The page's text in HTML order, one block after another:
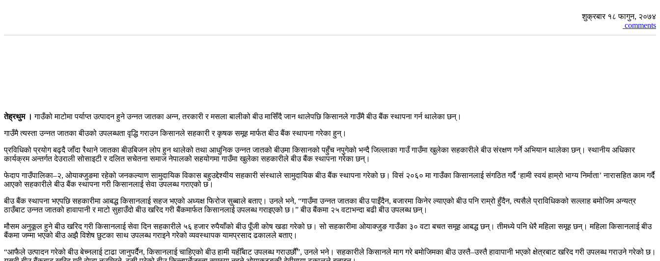
शुक्रबार १८ फागुन, २०७४
comments
तेह्रथुम । गाउँको माटोमा पर्याप्त उत्पादन हुने उन्नत जातका अन्न, तरकारी र मसला बालीको बीउ मासिँदै जान थालेपछि किसानले गाउँमै बीउ बैंक स्थापना गर्न थालेका छन्।
गाउँमै त्यस्ता उन्नत जातका बीउको उपलब्धता वृद्धि गराउन किसानले सहकारी र कृषक समूह मार्फत बीउ बैंक स्थापना गरेका हुन्।
प्रविधिको प्रयोग बढ्दै जाँदा रैथाने जातका बीउबिजन लोप हुन थालेको तथा आधुनिक उन्नत जातको बीउमा किसानको पहुँच नपुगेको भन्दै जिल्लाका गाउँ गाउँमा खुलेका सहकारीले बीउ संरक्षण गर्ने अभियान थालेका छन्। स्थानीय अधिकार
कार्यक्रम अन्तर्गत देउराली सोसाइटी र दलित सचेतना समाज नेपालको सहयोगमा गाउँमा खुलेका सहकारीले बीउ बैंक स्थापना गरेका छन्।
फेदाप गाउँपालिका–२, ओयाक्जुङमा रहेको जनकल्याण सामुदायिक विकास बहुउद्देश्यीय सहकारी संस्थाले सामुदायिक बीउ बैंक स्थापना गरेको छ। विसं २०६० मा गाउँका किसानलाई संगठित गर्दै ‘हामी स्वयं हाम्रो भाग्य निर्माता’ नारासहित काम गर्दै
आएको सहकारीले बीउ बैंक स्थापना गरी किसानलाई सेवा उपलब्ध गराएको छ।
बीउ बैंक स्थापना भएपछि सहकारीमा आबद्ध किसानलाई सहज भएको अध्यक्ष फिरोज सुब्बाले बताए। उनले भने, “गाउँमा उन्नत जातका बीउ पाइँदैन, बजारमा किनेर ल्याएको बीउ पनि राम्रो हुँदैन, त्यसैले प्राविधिकको सल्लाह बमोजिम अन्यत्र
ठाउँबाट उन्नत जातको हावापानी र माटो सुहाउँदो बीउ खरिद गरी बैंकमार्फत किसानलाई उपलब्ध गराइएको छ।” बीउ बैंकमा २५ वटाभन्दा बढी बीउ उपलब्ध छन्।
मौसम अनुकूल हुने बीउ खरिद गरी किसानलाई सेवा दिन सहकारीले ५६ हजार रुपैयाँको बीउ पूँजी कोष खडा गरेको छ। सो सहकारीमा ओयाक्जुङ गाउँका ३० वटा बचत समूह आबद्ध छन्। तीमध्ये पनि धेरै महिला समूह छन्। महिला किसानलाई बीउ
बैंकमा जम्मा भएको बीउ अझै विशेष छुटका साथ उपलब्ध गराइने गरेको व्यवस्थापक यामप्रसाद ढकालले बताए।
“आफैले उत्पादन गरेको बीउ बेच्नलाई टाढा जानुपर्दैन, किसानलाई चाहिएको बीउ हामी यहीँबाट उपलब्ध गराउछौँ”, उनले भने। सहकारीले किसानले माग गरे बमोजिमका बीउ उस्तै–उस्तै हावापानी भएको क्षेत्रबाट खरिद गरी उपलब्ध गराउने गरेको छ।